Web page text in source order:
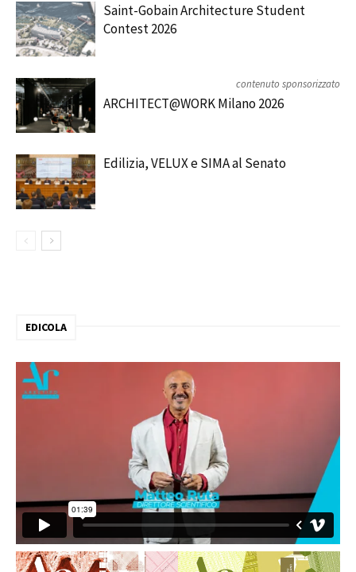
Saint-Gobain Architecture Student
Contest 2026
contenuto sponsorizzato
ARCHITECT@WORK Milano 2026
Edilizia, VELUX e SIMA al Senato
EDICOLA